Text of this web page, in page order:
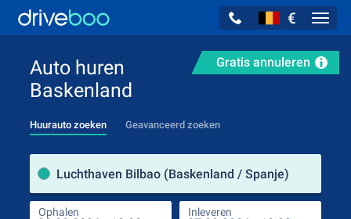
€
Gratis annuleren
Auto huren
Baskenland
Huurauto zoeken Geavanceerd zoeken
Luchthaven Bilbao (Baskenland / Spanje)
Ophalen Inleveren